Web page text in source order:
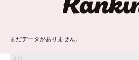
まだデータがありません。